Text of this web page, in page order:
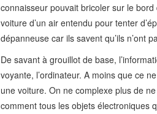
connaisseur pouvait bricoler sur le
voiture d’un air entendu pour tenter
dépanneuse car ils savent qu’ils n’ont
De savant à grouillot de base,
voyante, l’ordinateur. A moins que ce
une voiture. On ne complexe plus de
comment tous les objets électroniques